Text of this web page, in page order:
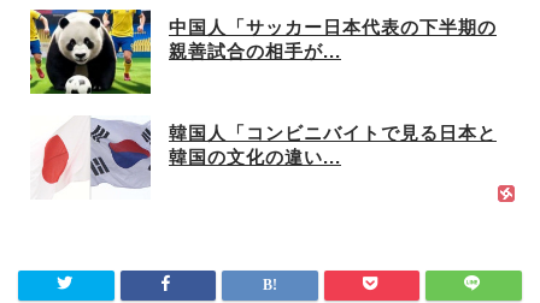
中国人「サッカー日本代表の下半期の
親善試合の相手が...
韓国人「コンビニバイトで見る日本と
韓国の文化の違い...